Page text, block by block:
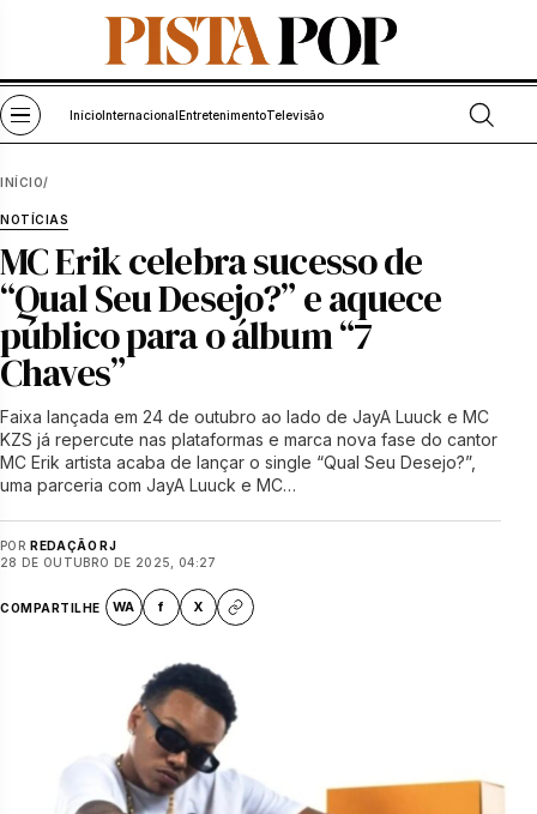
Pular para o conteúdo
Abrir menu
Início Internacional EntretenimentoTelevisão Abrir
INÍCIO/
NOTÍCIAS
MC Erik celebra sucesso de
“Qual Seu Desejo?” e aquece
público para o álbum “7
Chaves”
Faixa lançada em 24 de outubro ao lado de JayA Luuck e MC
KZS já repercute nas plataformas e marca nova fase do cantor
MC Erik artista acaba de lançar o single “Qual Seu Desejo?”,
uma parceria com JayA Luuck e MC…
POR REDAÇÃO RJ
28 DE OUTUBRO DE 2025, 04:27
COMPARTILHE WA f X